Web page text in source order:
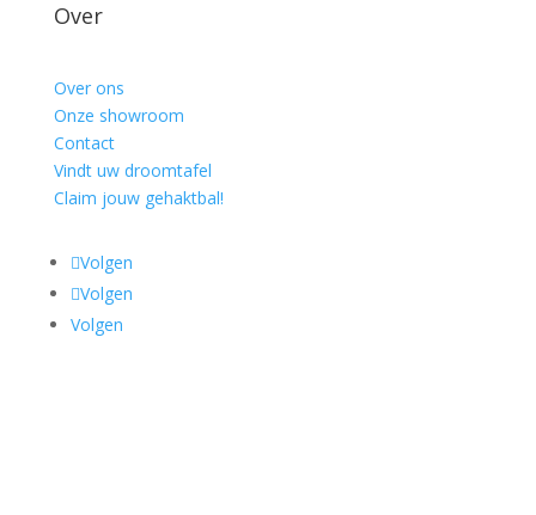
Over
Over ons
Onze showroom
Contact
Vindt uw droomtafel
Claim jouw gehaktbal!
Volgen
Volgen
Volgen